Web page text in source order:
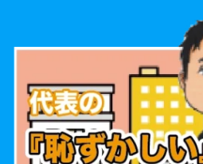
o
k
g
a
m
e
u
b
e